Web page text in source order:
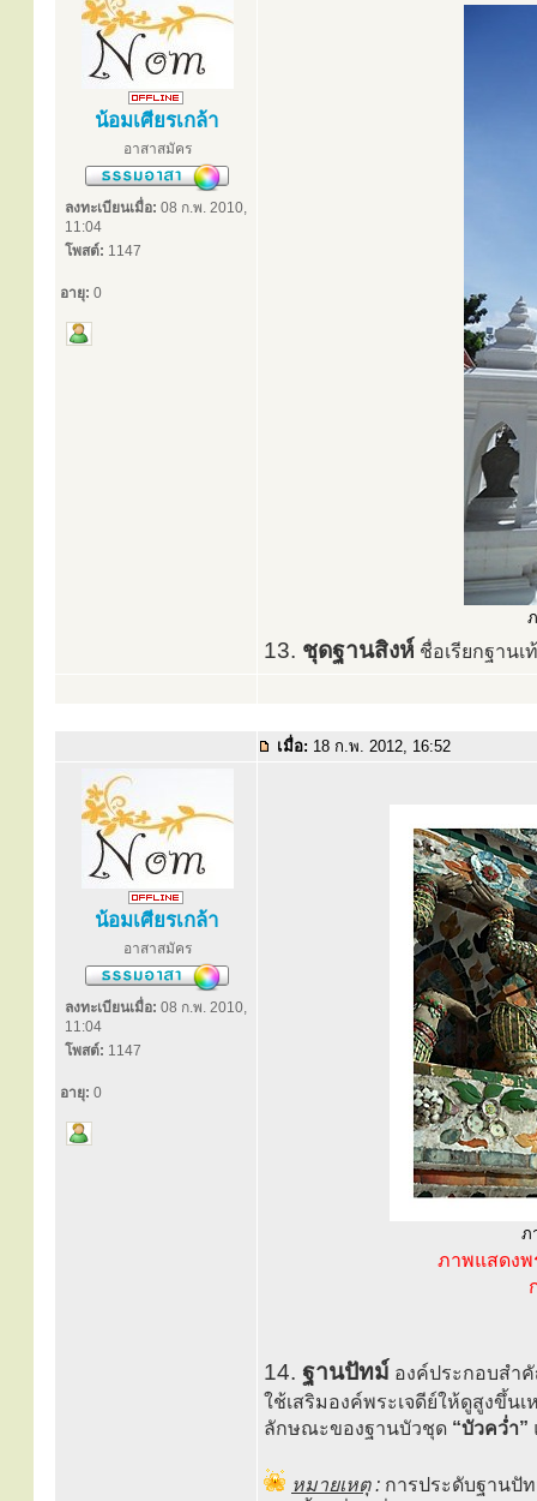
น้อมเศียรเกล้า
อาสาสมัคร
ลงทะเบียนเมื่อ: 08 ก.พ. 2010,
11:04
โพสต์: 1147
อายุ: 0
13. ชุดฐานสิงห์ ชื่อเรียกฐาน
เมื่อ: 18 ก.พ. 2012, 16:52
น้อมเศียรเกล้า
อาสาสมัคร
ลงทะเบียนเมื่อ: 08 ก.พ. 2010,
11:04
โพสต์: 1147
อายุ: 0
ภ
ภาพแสดงพ
14. ฐานปัทม์ องค์ประกอบสำ
ใช้เสริมองค์พระเจดีย์ให้ดูสูงขึ้นเ
ลักษณะของฐานบัวชุด “บัวคว่ำ”
หมายเหตุ: การประดับฐานปั